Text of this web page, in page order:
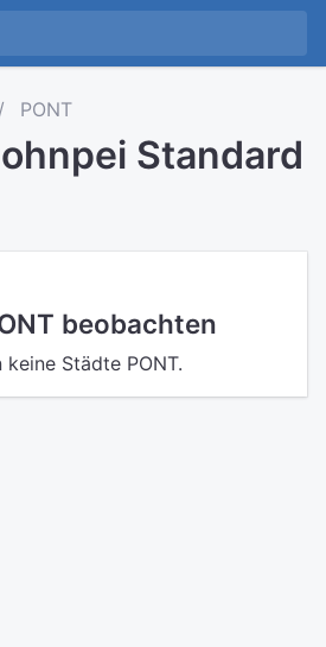
PONT
Standard
beobachten
Städte PONT.